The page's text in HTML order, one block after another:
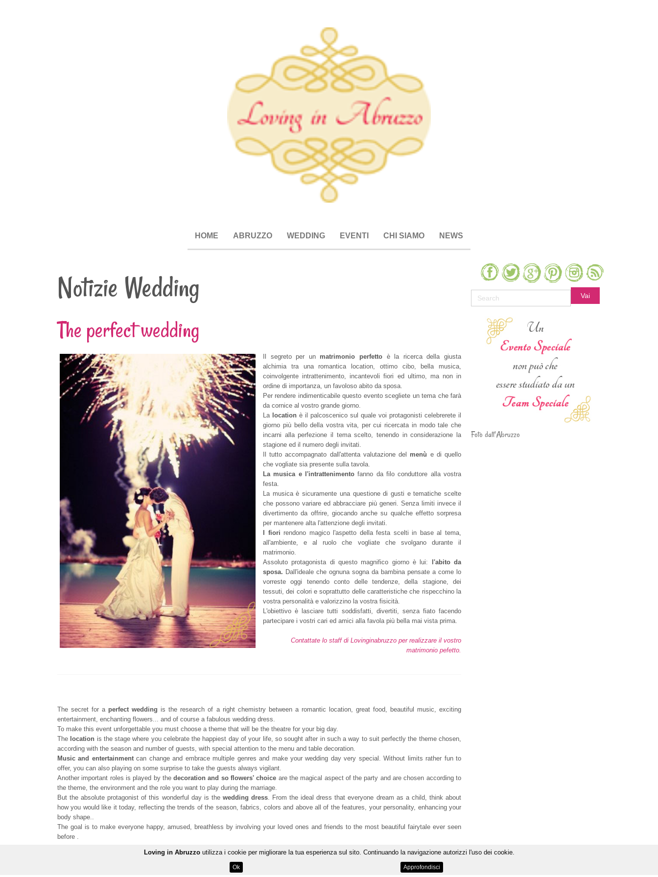
HOME ABRUZZO WEDDING EVENTI CHI SIAMO NEWS
Notizie Wedding
The perfect wedding
Il segreto per un matrimonio perfetto è la ricerca della giusta
alchimia tra una romantica location, ottimo cibo, bella musica,
coinvolgente intrattenimento, incantevoli fiori ed ultimo, ma non in
ordine di importanza, un favoloso abito da sposa.
Per rendere indimenticabile questo evento scegliete un tema che farà
da cornice al vostro grande giorno.
La location è il palcoscenico sul quale voi protagonisti celebrerete il
giorno più bello della vostra vita, per cui ricercata in modo tale che
incarni alla perfezione il tema scelto, tenendo in considerazione la
stagione ed il numero degli invitati.
Il tutto accompagnato dall'attenta valutazione del menù e di quello
che vogliate sia presente sulla tavola.
La musica e l'intrattenimento fanno da filo conduttore alla vostra
festa.
La musica è sicuramente una questione di gusti e tematiche scelte
che possono variare ed abbracciare più generi. Senza limiti invece il
divertimento da offrire, giocando anche su qualche effetto sorpresa
per mantenere alta l'attenzione degli invitati.
I fiori rendono magico l'aspetto della festa scelti in base al tema,
all'ambiente, e al ruolo che vogliate che svolgano durante il
matrimonio.
Assoluto protagonista di questo magnifico giorno è lui: l'abito da
sposa. Dall'ideale che ognuna sogna da bambina pensate a come lo
vorreste oggi tenendo conto delle tendenze, della stagione, dei
tessuti, dei colori e soprattutto delle caratteristiche che rispecchino la
vostra personalità e valorizzino la vostra fisicità.
L'obiettivo è lasciare tutti soddisfatti, divertiti, senza fiato facendo
partecipare i vostri cari ed amici alla favola più bella mai vista prima.
Contattate lo staff di Lovinginabruzzo per realizzare il vostro
matrimonio pefetto.
The secret for a perfect wedding is the research of a right chemistry between a romantic location, great food, beautiful music, exciting
entertainment, enchanting flowers... and of course a fabulous wedding dress.
To make this event unforgettable you must choose a theme that will be the theatre for your big day.
The location is the stage where you celebrate the happiest day of your life, so sought after in such a way to suit perfectly the theme chosen,
according with the season and number of guests, with special attention to the menu and table decoration.
Music and entertainmentcan change and embrace multiple genres and make your wedding day very special. Without limits rather fun to
offer, you can also playing on some surprise to take the guests always vigilant.
Another important roles is played by thedecoration and so flowers' choice are the magical aspect of the party and are chosen according to
the theme, the environment and the role you want to play during the marriage.
But the absolute protagonist of this wonderful day is the wedding dress. From the ideal dress that everyone dream as a child, think about
how you would like it today, reflecting the trends of the season, fabrics, colors and above all of the features, your personality, enhancing your
body shape..
The goal is to make everyone happy, amused, breathless by involving your loved ones and friends to the most beautiful fairytale ever seen
before .
Contact the Lovinginabruzzo staff to realise your perfect wedding.
Foto dall'Abruzzo
Loving in Abruzzoutilizza i cookie per migliorare la tua esperienza sul sito. Continuando la navigazione autorizzi l'uso dei cookie.
Ok Approfondisci